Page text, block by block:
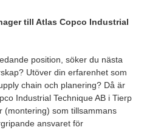
till Atlas Copco Industrial
position, söker du nästa
Utöver din erfarenhet som
chain och planering? Då är
Industrial Technique AB i Tierp
(montering) som tillsammans
ansvaret för